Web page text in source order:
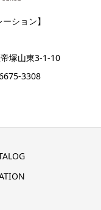
ション】
塚山東3-1-10
3308